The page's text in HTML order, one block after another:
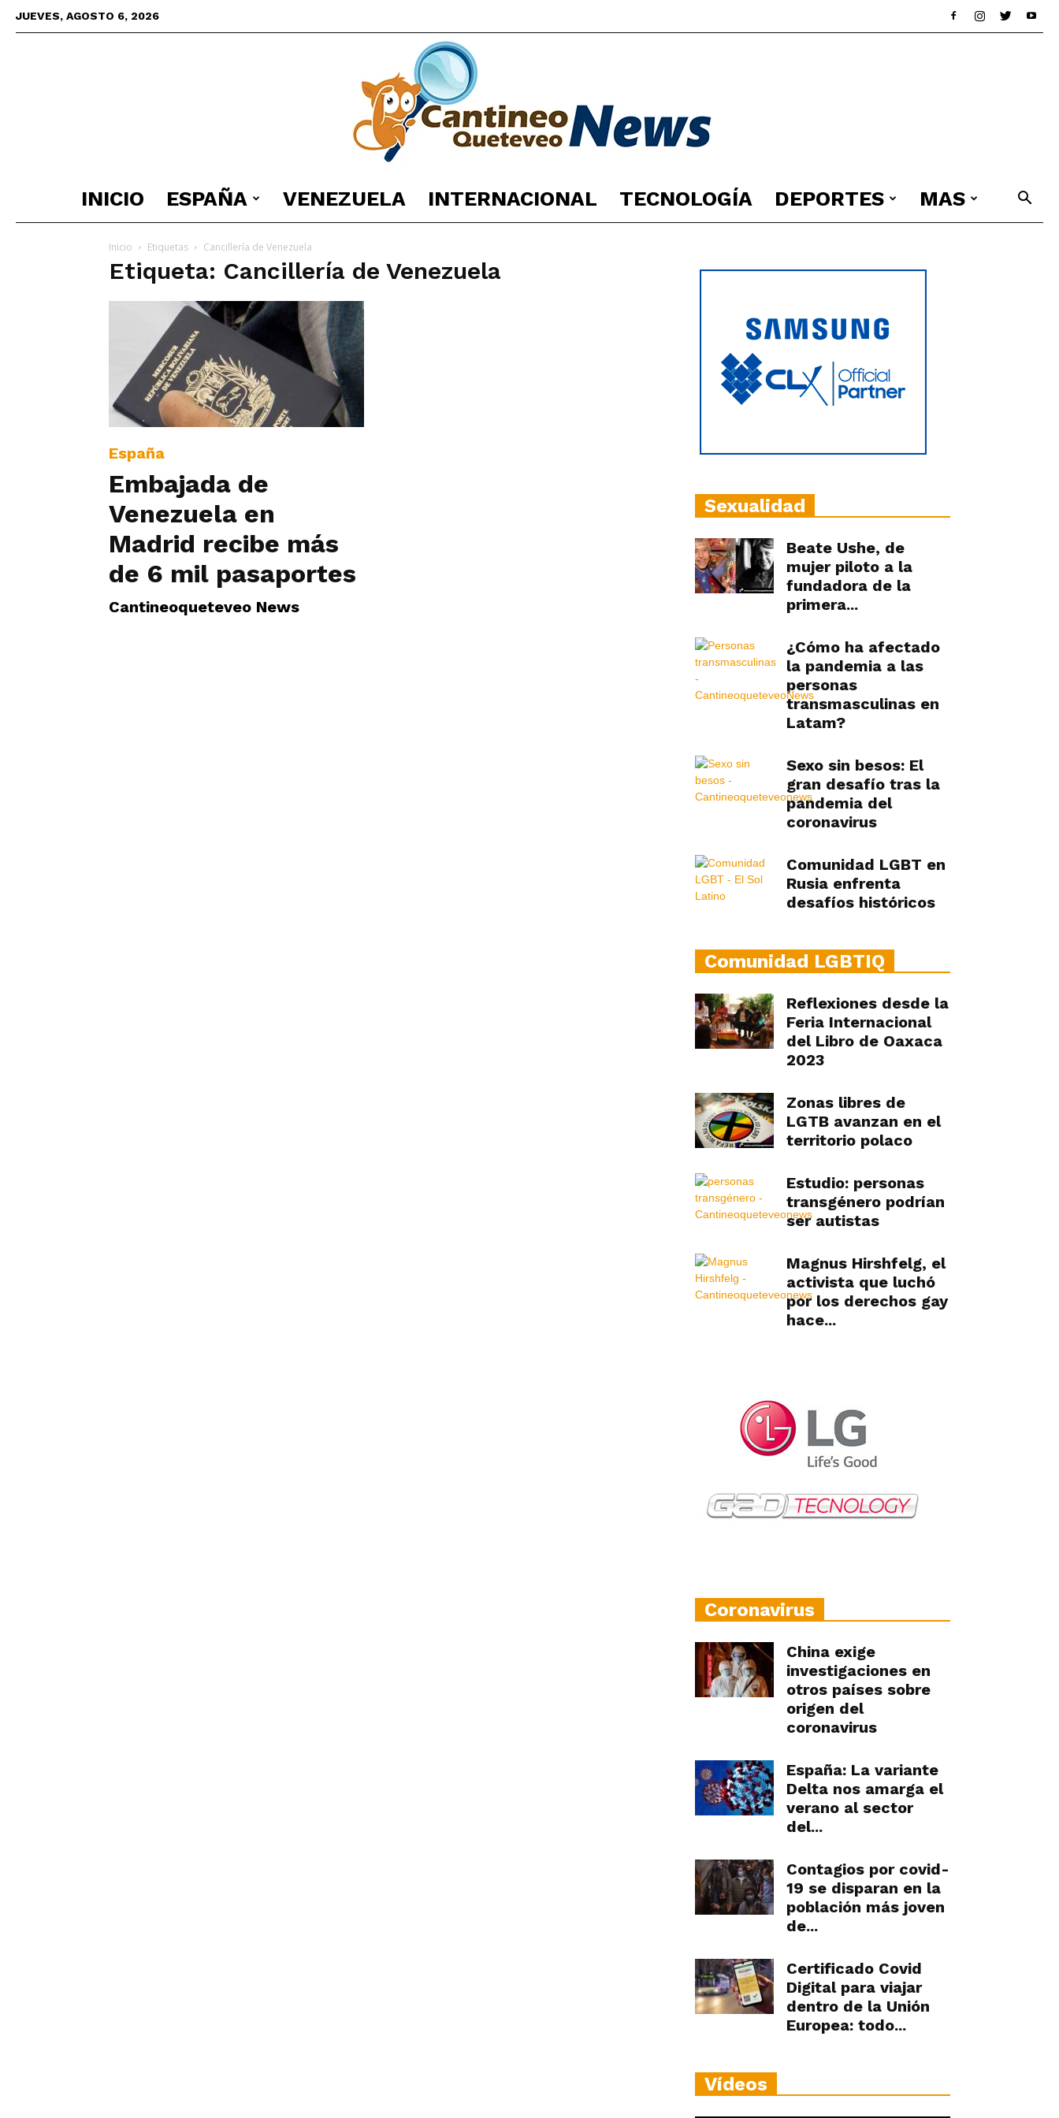
JUEVES, AGOSTO 6, 2026
España
INICIO ESPAÑA VENEZUELA INTERNACIONAL TECNOLOGÍA DEPORTES MAS
Inicio Etiquetas Cancillería de Venezuela
Etiqueta: Cancillería de Venezuela
España
Embajada de
Venezuela en
Madrid recibe más
de 6 mil pasaportes
Cantineoqueteveo News
Sexualidad
Beate Ushe, de
mujer piloto a la
fundadora de la
primera...
¿Cómo ha afectado
la pandemia a las
personas
transmasculinas en
Latam?
Sexo sin besos: El
gran desafío tras la
pandemia del
coronavirus
Comunidad LGBT en
Rusia enfrenta
desafíos históricos
Comunidad LGBTIQ
Reflexiones desde la
Feria Internacional
del Libro de Oaxaca
2023
Zonas libres de
LGTB avanzan en el
territorio polaco
Estudio: personas
transgénero podrían
ser autistas
Magnus Hirshfelg, el
activista que luchó
por los derechos gay
hace...
Coronavirus
China exige
investigaciones en
otros países sobre
origen del
coronavirus
España: La variante
Delta nos amarga el
verano al sector
del...
Contagios por covid-
19 se disparan en la
población más joven
de...
Certificado Covid
Digital para viajar
dentro de la Unión
Europea: todo...
Vídeos